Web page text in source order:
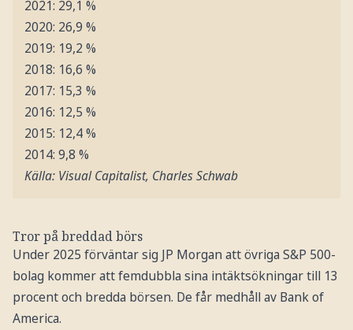
2021: 29,1 %
2020: 26,9 %
2019: 19,2 %
2018: 16,6 %
2017: 15,3 %
2016: 12,5 %
2015: 12,4 %
2014: 9,8 %
Källa: Visual Capitalist, Charles Schwab
Tror på breddad börs
Under 2025 förväntar sig JP Morgan att övriga S&P 500-
bolag kommer att femdubbla sina intäktsökningar till 13
procent och bredda börsen. De får medhåll av Bank of
America.